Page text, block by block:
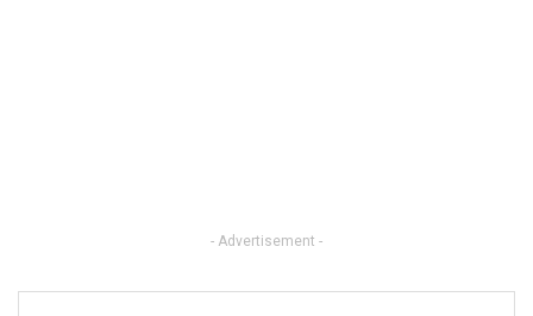
- Advertisement -